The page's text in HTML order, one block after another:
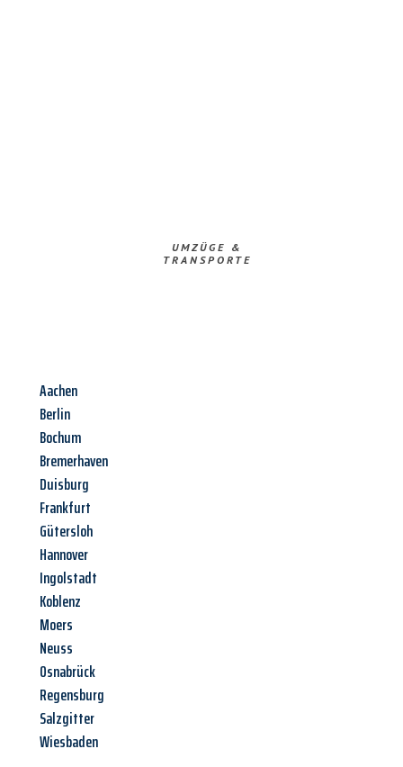
UMZÜGE &
TRANSPORTE
Aachen
Berlin
Bochum
Bremerhaven
Duisburg
Frankfurt
Gütersloh
Hannover
Ingolstadt
Koblenz
Moers
Neuss
Osnabrück
Regensburg
Salzgitter
Wiesbaden